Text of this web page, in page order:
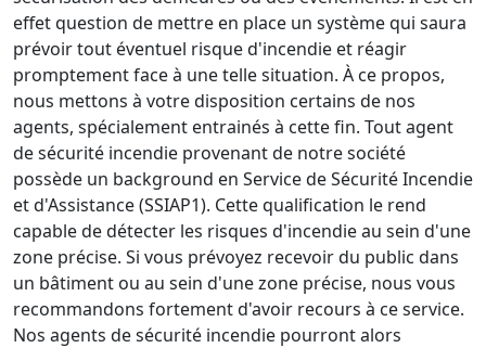
effet question de mettre en place un système qui saura
prévoir tout éventuel risque d'incendie et réagir
promptement face à une telle situation. À ce propos,
nous mettons à votre disposition certains de nos
agents, spécialement entrainés à cette fin. Tout agent
de sécurité incendie provenant de notre société
possède un background en Service de Sécurité Incendie
et d'Assistance (SSIAP1). Cette qualification le rend
capable de détecter les risques d'incendie au sein d'une
zone précise. Si vous prévoyez recevoir du public dans
un bâtiment ou au sein d'une zone précise, nous vous
recommandons fortement d'avoir recours à ce service.
Nos agents de sécurité incendie pourront alors